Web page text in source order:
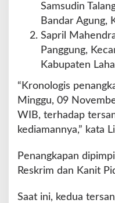
Samsudin
Bandar Agung,
Sapril
Panggung,
Kabupaten
“Kronologis
Minggu, 09
WIB, terhadap
kediamannya,” kata
Penangkapan
Reskrim dan Kanit
Saat ini, kedua